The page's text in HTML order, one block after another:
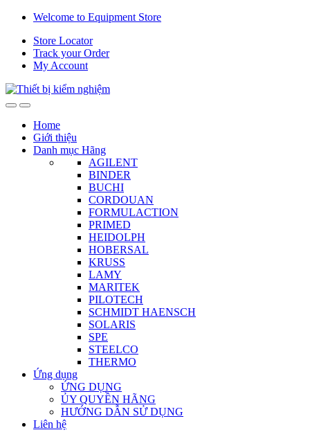
Skip
navigation
Skip
content
Welcome to Equipment Store
Store Locator
Track your Order
My Account
Home
Giới thiệu
Danh mục Hãng
AGILENT
BINDER
BUCHI
CORDOUAN
FORMULACTION
PRIMED
HEIDOLPH
HOBERSAL
KRUSS
LAMY
MARITEK
PILOTECH
SCHMIDT HAENSCH
SOLARIS
SPE
STEELCO
THERMO
Ứng dụng
ỨNG DỤNG
ỦY QUYỀN HÃNG
HƯỚNG DẪN SỬ DỤNG
Liên hệ